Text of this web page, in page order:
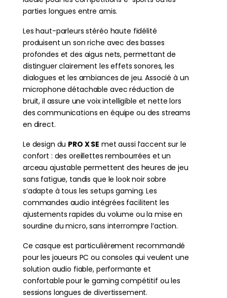
parties longues entre amis.
Les haut-parleurs stéréo haute fidélité
produisent un son riche avec des basses
profondes et des aigus nets, permettant de
distinguer clairement les effets sonores, les
dialogues et les ambiances de jeu. Associé à un
microphone détachable avec réduction de
bruit, il assure une voix intelligible et nette lors
des communications en équipe ou des streams
en direct.
Le design du PRO X SE met aussi l’accent sur le
confort : des oreillettes rembourrées et un
arceau ajustable permettent des heures de jeu
sans fatigue, tandis que le look noir sobre
s’adapte à tous les setups gaming. Les
commandes audio intégrées facilitent les
ajustements rapides du volume ou la mise en
sourdine du micro, sans interrompre l’action.
Ce casque est particulièrement recommandé
pour les joueurs PC ou consoles qui veulent une
solution audio fiable, performante et
confortable pour le gaming compétitif ou les
sessions longues de divertissement.